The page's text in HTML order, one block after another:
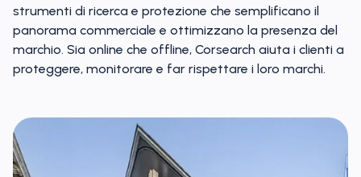
strumenti di ricerca e protezione che semplificano il
panorama commerciale e ottimizzano la presenza del
marchio. Sia online che offline, Corsearch aiuta i clienti a
proteggere, monitorare e far rispettare i loro marchi.